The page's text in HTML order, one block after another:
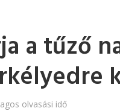
a tűző
olvasási idő